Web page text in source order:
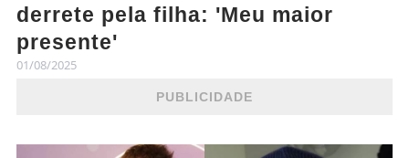
derrete pela filha: 'Meu maior
presente'
01/08/2025
PUBLICIDADE